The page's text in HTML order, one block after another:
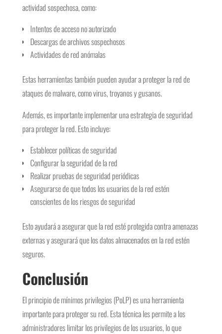
actividad sospechosa, como:
Intentos de acceso no autorizado
Descargas de archivos sospechosos
Actividades de red anómalas
Estas herramientas también pueden ayudar a proteger la red de
ataques de malware, como virus, troyanos y gusanos.
Además, es importante implementar una estrategia de seguridad
para proteger la red. Esto incluye:
Establecer políticas de seguridad
Configurar la seguridad de la red
Realizar pruebas de seguridad periódicas
Asegurarse de que todos los usuarios de la red estén
conscientes de los riesgos de seguridad
Esto ayudará a asegurar que la red esté protegida contra amenazas
externas y asegurará que los datos almacenados en la red estén
seguros.
Conclusión
El principio de mínimos privilegios (PoLP) es una herramienta
importante para proteger su red. Esta técnica les permite a los
administradores limitar los privilegios de los usuarios, lo que